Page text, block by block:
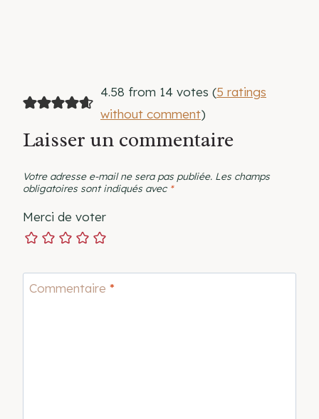
4.58 from 14 votes (5 ratings
without comment)
Laisser un commentaire
Votre adresse e-mail ne sera pas publiée. Les champs
obligatoires sont indiqués avec *
Merci de voter
Commentaire *